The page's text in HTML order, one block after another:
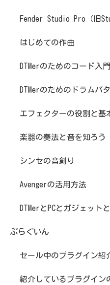
Fender Studio Pro（旧
はじめての作曲
DTMerのためのコード入門
DTMerのためのドラムパ
エフェクターの役割と基
楽器の奏法と音を知ろう
シンセの音創り
Avengerの活用方法
DTMerとPCとガジェットと
ぷらぐいん
セール中のプラグイン紹
紹介しているプラグイン